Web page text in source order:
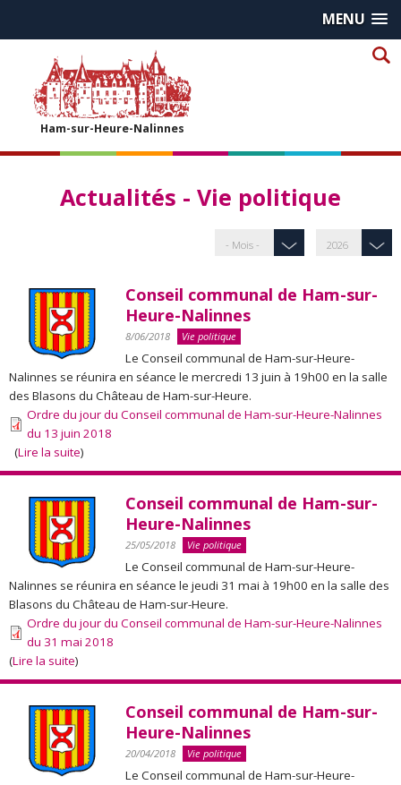
MENU
Ham-sur-Heure-Nalinnes
Actualités - Vie politique
Conseil communal de Ham-sur-
Heure-Nalinnes
8/06/2018 Vie politique
Le Conseil communal de Ham-sur-Heure-
Nalinnes se réunira en séance le mercredi 13 juin à 19h00 en la salle
des Blasons du Château de Ham-sur-Heure.
Ordre du jour du Conseil communal de Ham-sur-Heure-Nalinnes
du 13 juin 2018
(Lire la suite)
Conseil communal de Ham-sur-
Heure-Nalinnes
25/05/2018 Vie politique
Le Conseil communal de Ham-sur-Heure-
Nalinnes se réunira en séance le jeudi 31 mai à 19h00 en la salle des
Blasons du Château de Ham-sur-Heure.
Ordre du jour du Conseil communal de Ham-sur-Heure-Nalinnes
du 31 mai 2018
(Lire la suite)
Conseil communal de Ham-sur-
Heure-Nalinnes
20/04/2018 Vie politique
Le Conseil communal de Ham-sur-Heure-